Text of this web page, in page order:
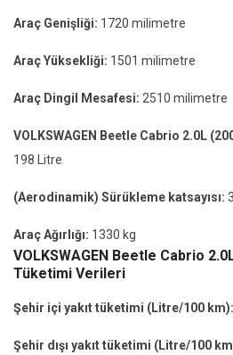
Araç Genişliği: 1720 milimetre
Araç Yüksekliği: 1501 milimetre
Araç Dingil Mesafesi: 2510 milimetre
VOLKSWAGEN Beetle Cabrio 2.0L
198 Litre
(Aerodinamik) Sürükleme katsayısı:
Araç Ağırlığı: 1330 kg
VOLKSWAGEN Beetle Cabrio
Tüketimi Verileri
Şehir içi yakıt tüketimi (Litre/100 km):
Şehir dışı yakıt tüketimi (Litre/100